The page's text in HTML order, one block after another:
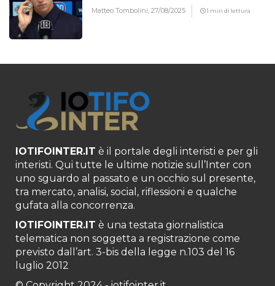
Matteo Tombolini,27/08/2025 1 min di lettura
IOTIFOINTER.IT è il portale degli interisti e per gli
interisti. Qui tutte le ultime notizie sull’Inter con
uno sguardo al passato e un occhio sul presente,
tra mercato, analisi, social, riflessioni e qualche
gufata alla concorrenza.
IOTIFOINTER.IT è una testata giornalistica
telematica non soggetta a registrazione come
previsto dall’art. 3-bis della legge n.103 del 16
luglio 2012